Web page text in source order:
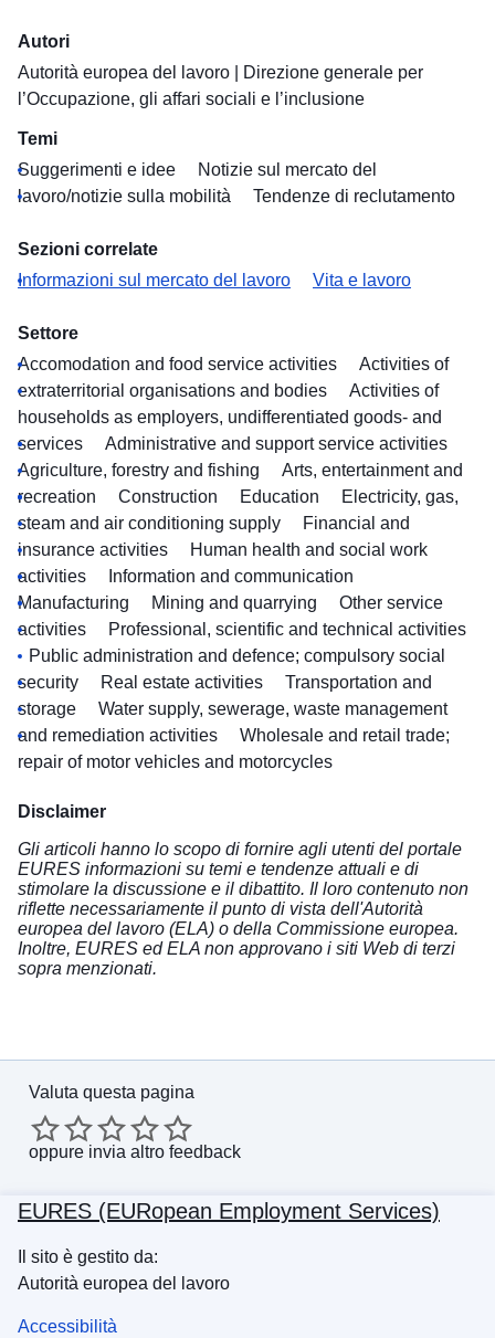
Autori
Autorità europea del lavoro
Direzione generale per
l’Occupazione, gli affari sociali e l’inclusione
Temi
Suggerimenti e idee
Notizie sul mercato del
lavoro/notizie sulla mobilità
Tendenze di reclutamento
Sezioni correlate
Informazioni sul mercato del lavoro
Vita e lavoro
Settore
Accomodation and food service activities
Activities of
extraterritorial organisations and bodies
Activities of
households as employers, undifferentiated goods- and
services
Administrative and support service activities
Agriculture, forestry and fishing
Arts, entertainment and
recreation
Construction Education
Electricity, gas,
steam and air conditioning supply
Financial and
insurance activities
Human health and social work
activities
Information and communication
Manufacturing
Mining and quarrying
Other service
activities
Professional, scientific and technical activities
Public administration and defence; compulsory social
security
Real estate activities
Transportation and
storage
Water supply, sewerage, waste management
and remediation activities
Wholesale and retail trade;
repair of motor vehicles and motorcycles
Disclaimer
Gli articoli hanno lo scopo di fornire agli utenti del portale
EURES informazioni su temi e tendenze attuali e di
stimolare la discussione e il dibattito. Il loro contenuto non
riflette necessariamente il punto di vista dell'Autorità
europea del lavoro (ELA) o della Commissione europea.
Inoltre, EURES ed ELA non approvano i siti Web di terzi
sopra menzionati.
Valuta questa pagina
oppure invia altro feedback
EURES (EURopean Employment Services)
Il sito è gestito da:
Autorità europea del lavoro
Accessibilità